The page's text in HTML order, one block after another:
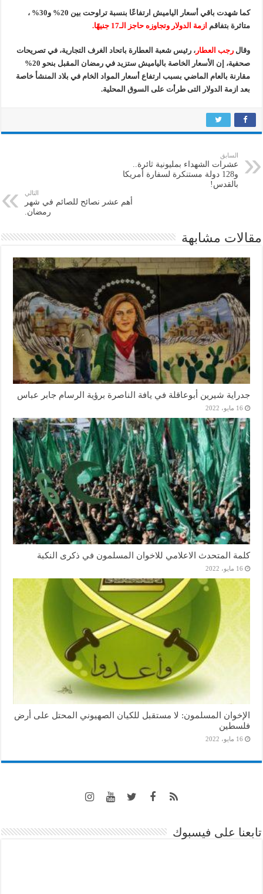
كما شهدت باقي أسعار الياميش ارتفاعًا بنسبة تراوحت بين 20% و30% ،
متاثرة بتفاقم ازمة الدولار وتجاوزه حاجز الـ17 جنيهًا.
وقالرجب العطار، رئيس شعبة العطارة باتحاد الغرف التجارية، في تصريحات
صحفية، إن الأسعار الخاصة بالياميش ستزيد في رمضان المقبل بنحو 20%
مقارنة بالعام الماضي بسبب ارتفاع أسعار المواد الخام في بلاد المنشأ خاصة
بعد ازمة الدولار التى طرأت على السوق المحلية.
السابق
عشرات الشهداء بمليونية ثائرة..
و128 دولة مستنكرة لسفارة أمريكا
بالقدس!
التالي
أهم عشر نصائح للصائم في شهر
رمضان.
مقالات مشابهة
جدراية شيرين أبوعاقلة في يافة الناصرة برؤية الرسام جابر عباس
16 مايو، 2022
كلمة المتحدث الاعلامي للاخوان المسلمون في ذكرى النكبة
16 مايو، 2022
الإخوان المسلمون: لا مستقبل للكيان الصهيوني المحتل على أرض
فلسطين
16 مايو، 2022
تابعنا على فيسبوك